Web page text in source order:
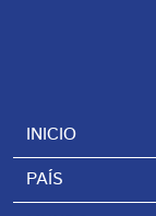
INICIO
PAÍS